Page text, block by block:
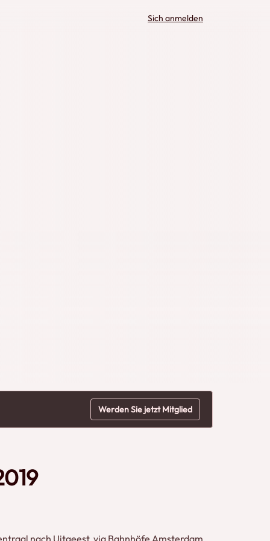
Sich anmelden
Werden Sie jetzt Mitglied
nach Uitgeest, via Bahnhöfe Amsterdam